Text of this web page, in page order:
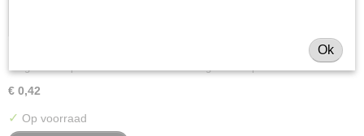
€ 0,42
✓ Op voorraad
Ok